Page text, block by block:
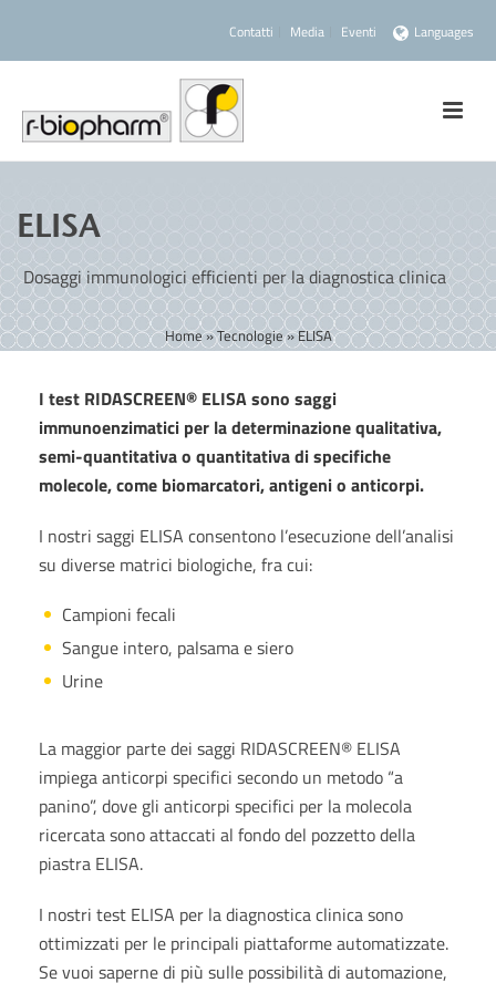
Contatti Media Eventi Languages
ELISA
Dosaggi immunologici efficienti per la diagnostica clinica
Home»Tecnologie»ELISA
I test RIDASCREEN® ELISA sono saggi
immunoenzimatici per la determinazione qualitativa,
semi-quantitativa o quantitativa di specifiche
molecole, come biomarcatori, antigeni o anticorpi.
I nostri saggi ELISA consentono l’esecuzione dell’analisi
su diverse matrici biologiche, fra cui:
Campioni fecali
Sangue intero, palsama e siero
Urine
La maggior parte dei saggi RIDASCREEN® ELISA
impiega anticorpi specifici secondo un metodo “a
panino”, dove gli anticorpi specifici per la molecola
ricercata sono attaccati al fondo del pozzetto della
piastra ELISA.
I nostri test ELISA per la diagnostica clinica sono
ottimizzati per le principali piattaforme automatizzate.
Se vuoi saperne di più sulle possibilità di automazione,